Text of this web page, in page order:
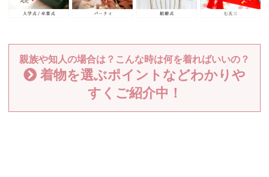
親族や知人の場合は？こんな時は何を着ればいいの？
着物を選ぶポイントなどわかりや
すくご紹介中！